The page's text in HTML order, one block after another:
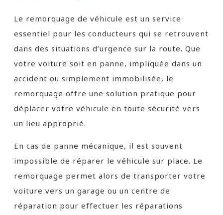
Le remorquage de véhicule est un service
essentiel pour les conducteurs qui se retrouvent
dans des situations d’urgence sur la route. Que
votre voiture soit en panne, impliquée dans un
accident ou simplement immobilisée, le
remorquage offre une solution pratique pour
déplacer votre véhicule en toute sécurité vers
un lieu approprié.
En cas de panne mécanique, il est souvent
impossible de réparer le véhicule sur place. Le
remorquage permet alors de transporter votre
voiture vers un garage ou un centre de
réparation pour effectuer les réparations